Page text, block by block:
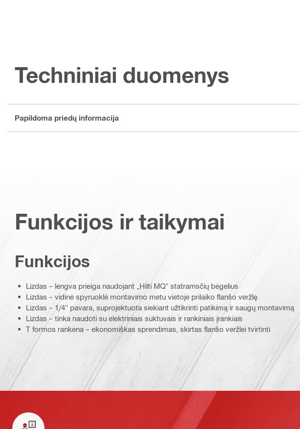
Techniniai duomenys
Papildoma priedų informacija
Funkcijos ir taikymai
Funkcijos
Lizdas – lengva prieiga naudojant „Hilti MQ“ statramsčių bėgelius
Lizdas – vidinė spyruoklė montavimo metu vietoje prilaiko flanšo veržlę
Lizdas – 1/4" pavara, suprojektuota siekiant užtikrinti patikimą ir saugų montavimą
Lizdas – tinka naudoti su elektriniais suktuvais ir rankiniais įrankiais
T formos rankena – ekonomiškas sprendimas, skirtas flanšo veržlei tvirtinti